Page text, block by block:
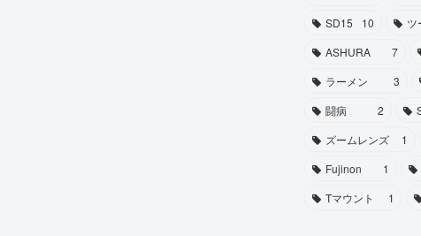
SD15
10 ツ
ASHURA
7
ラーメン
3
闘病
2
ズームレンズ
1
Fujinon
1
Tマウント
1